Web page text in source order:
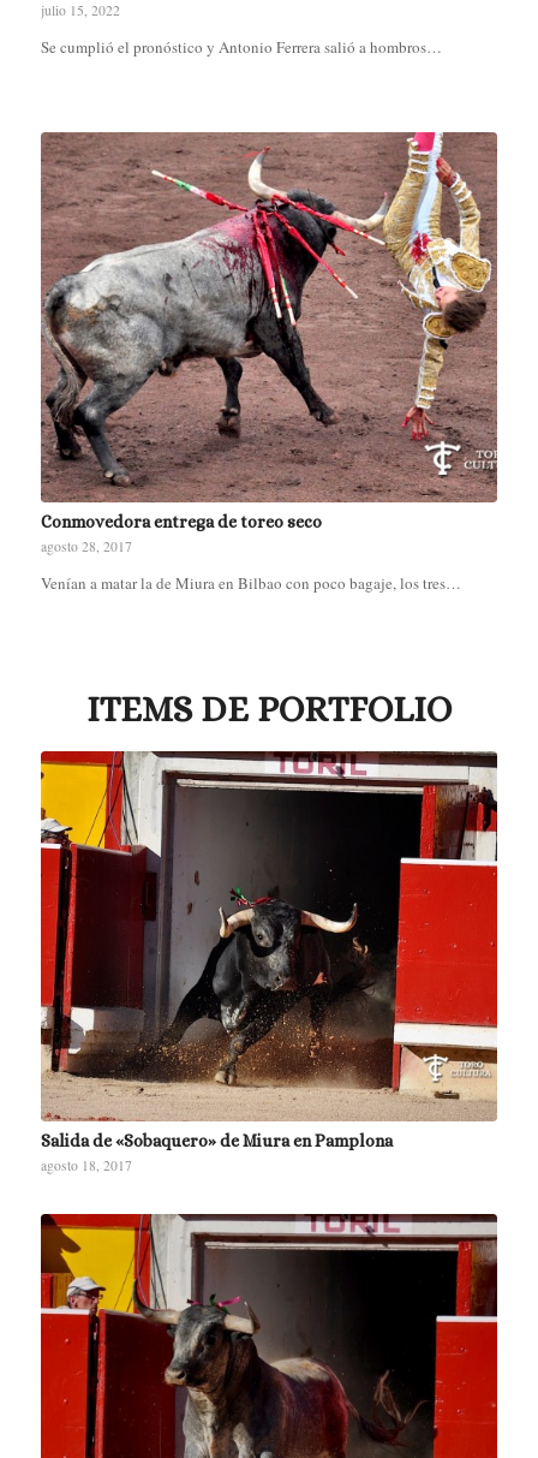
julio 15, 2022
Se cumplió el pronóstico y Antonio Ferrera salió a hombros…
Conmovedora entrega de toreo seco
agosto 28, 2017
Venían a matar la de Miura en Bilbao con poco bagaje, los tres…
ITEMS DE PORTFOLIO
Salida de «Sobaquero» de Miura en Pamplona
agosto 18, 2017